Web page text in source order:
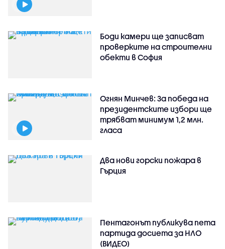
Боди камери ще записват
проверките на строителни
обекти в София
Огнян Минчев: За победа на
президентските избори ще
трябват минимум 1,2 млн.
гласа
Два нови горски пожара в
Гърция
Пентагонът публикува пета
партида досиета за НЛО
(ВИДЕО)